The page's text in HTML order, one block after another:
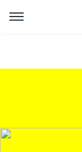
Warning
: Undefined
/home/shagirdinfo/